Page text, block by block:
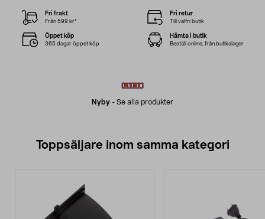
Nyby - Se alla produkter
Fri frakt
Från 599 kr*
Fri retur
Till valfri butik
Öppet köp
365 dagar öppet köp
Hämta i butik
Beställ online, från butikslager
Toppsäljare inom samma kategori